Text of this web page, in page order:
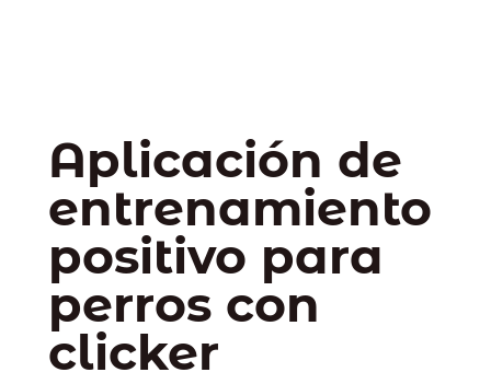
Aplicación de
entrenamiento
positivo para
perros con
clicker